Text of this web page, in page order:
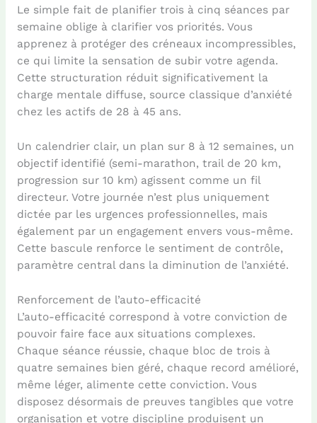
Le simple fait de planifier trois à cinq séances par
semaine oblige à clarifier vos priorités. Vous
apprenez à protéger des créneaux incompressibles,
ce qui limite la sensation de subir votre agenda.
Cette structuration réduit significativement la
charge mentale diffuse, source classique d’anxiété
chez les actifs de 28 à 45 ans.
Un calendrier clair, un plan sur 8 à 12 semaines, un
objectif identifié (semi-marathon, trail de 20 km,
progression sur 10 km) agissent comme un fil
directeur. Votre journée n’est plus uniquement
dictée par les urgences professionnelles, mais
également par un engagement envers vous-même.
Cette bascule renforce le sentiment de contrôle,
paramètre central dans la diminution de l’anxiété.
Renforcement de l’auto-efficacité
L’auto-efficacité correspond à votre conviction de
pouvoir faire face aux situations complexes.
Chaque séance réussie, chaque bloc de trois à
quatre semaines bien géré, chaque record amélioré,
même léger, alimente cette conviction. Vous
disposez désormais de preuves tangibles que votre
organisation et votre discipline produisent un